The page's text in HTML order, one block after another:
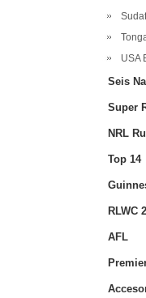
USA
Seis
Super
NRL
Top 14
RLWC
AFL